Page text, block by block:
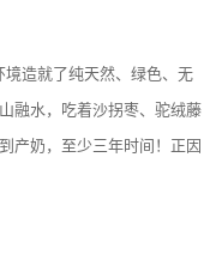
境造就了纯天然、绿色、无
融水，吃着沙拐枣、驼绒藤
产奶，至少三年时间！正因